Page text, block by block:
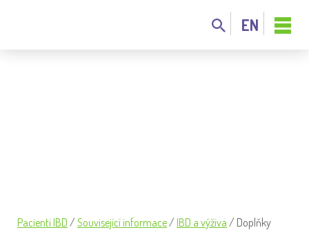
EN
Pacienti IBD / Související informace/ IBD a výživa / Doplňky